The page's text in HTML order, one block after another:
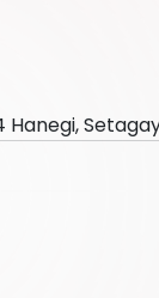
Hanegi,